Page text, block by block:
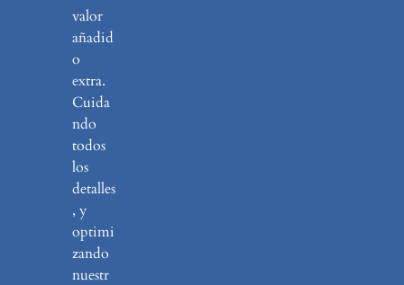
valor
añadid
o
extra.
Cuida
ndo
todos
los
detalles
, y
optimi
zando
nuestr